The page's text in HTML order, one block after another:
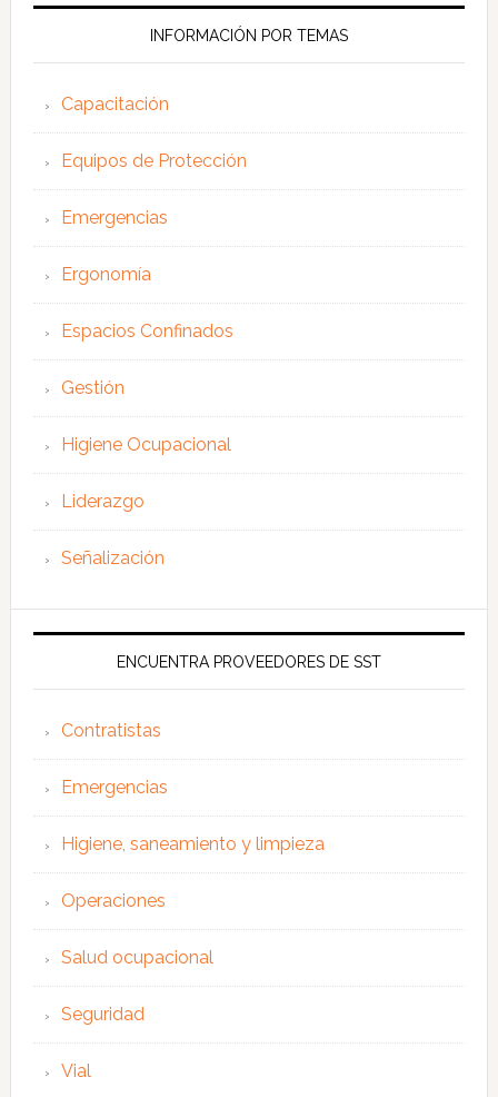
INFORMACIÓN POR TEMAS
Capacitación
Equipos de Protección
Emergencias
Ergonomía
Espacios Confinados
Gestión
Higiene Ocupacional
Liderazgo
Señalización
ENCUENTRA PROVEEDORES DE SST
Contratistas
Emergencias
Higiene, saneamiento y limpieza
Operaciones
Salud ocupacional
Seguridad
Vial